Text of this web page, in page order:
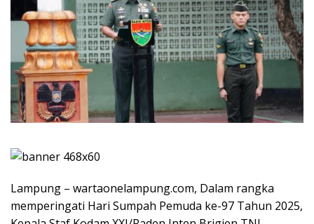
Lampung – wartaonelampung.com, Dalam rangka
memperingati Hari Sumpah Pemuda ke-97 Tahun 2025,